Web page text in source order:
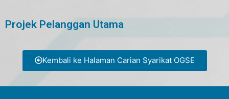
Projek Pelanggan Utama
Kembali ke Halaman Carian Syarikat OGSE